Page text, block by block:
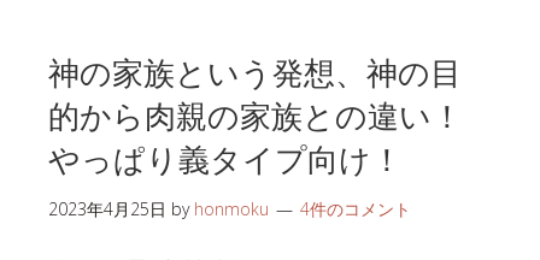
神の家族という発想、神の目
的から肉親の家族との違い！
やっぱり義タイプ向け！
2023年4月25日 by honmoku 4件のコメント